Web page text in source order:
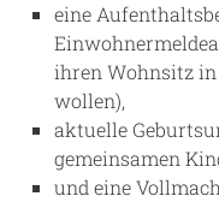
eine
ihren Wohnsitz
wollen),
aktuelle
gemeinsamen
und eine